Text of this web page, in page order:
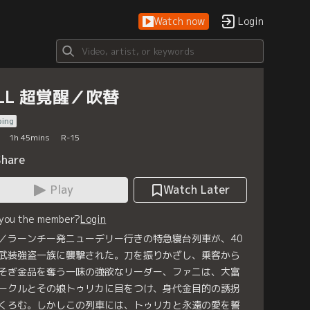
Watch now Login
超覚醒／吹替
1h 45mins R-15
Play
Watch Later
the member?Login
ラーンチー発ニューデリー行きの特急寝台列車が、40
装強盗一族に襲撃された。刀を振りかざし、乗客から
ぎ金品を奪う一味の強欲なリーダー、ファニは、大富
クルとその娘トゥリカに目をつけ、身代金目的の誘拐
ろむ。しかしこの列車には、トゥリカと永遠の愛を誓